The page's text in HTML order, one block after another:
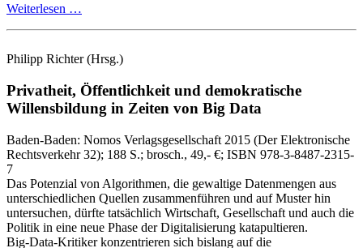
Weiterlesen …
Philipp Richter(Hrsg.)
Privatheit, Öffentlichkeit und demokratische
Willensbildung in Zeiten von Big Data
Baden-Baden: Nomos Verlagsgesellschaft 2015 (Der Elektronische
Rechtsverkehr 32); 188 S.; brosch., 49,- €; ISBN 978-3-8487-2315-
7
Das Potenzial von Algorithmen, die gewaltige Datenmengen aus
unterschiedlichen Quellen zusammenführen und auf Muster hin
untersuchen, dürfte tatsächlich Wirtschaft, Gesellschaft und auch die
Politik in eine neue Phase der Digitalisierung katapultieren.
Big‑Data‑Kritiker konzentrieren sich bislang auf die